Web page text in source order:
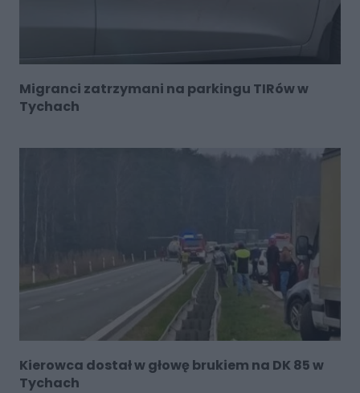
Migranci zatrzymani na parkingu TIRów w
Tychach
Kierowca dostał w głowę brukiem na DK 85 w
Tychach